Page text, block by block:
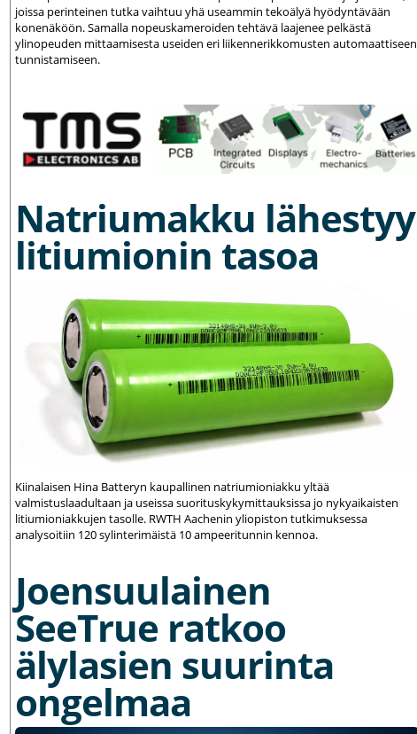
joissa perinteinen tutka vaihtuu yhä useammin tekoälyä hyödyntävään
konenäköön. Samalla nopeuskameroiden tehtävä laajenee pelkästä
ylinopeuden mittaamisesta useiden eri liikennerikkomusten automaattiseen
tunnistamiseen.
Natriumakku lähestyy
litiumionin tasoa
Kiinalaisen Hina Batteryn kaupallinen natriumioniakku yltää
valmistuslaadultaan ja useissa suorituskykymittauksissa jo nykyaikaisten
litiumioniakkujen tasolle. RWTH Aachenin yliopiston tutkimuksessa
analysoitiin 120 sylinterimäistä 10 ampeeritunnin kennoa.
Joensuulainen
SeeTrue ratkoo
älylasien suurinta
ongelmaa